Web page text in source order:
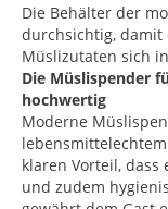
Die Behälter der
durchsichtig, damit
Müslizutaten sich
Die Müslispender
hochwertig
Moderne
klaren Vorteil,
und zudem